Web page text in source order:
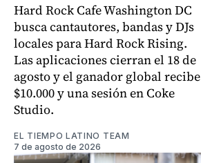
Hard Rock Cafe Washington DC
busca cantautores, bandas y DJs
locales para Hard Rock Rising.
Las aplicaciones cierran el 18 de
agosto y el ganador global recibe
$10.000 y una sesión en Coke
Studio.
EL TIEMPO LATINO TEAM
7 de agosto de 2026